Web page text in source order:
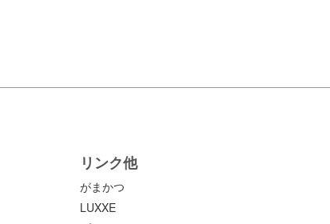
リンク他
がまかつ
LUXXE